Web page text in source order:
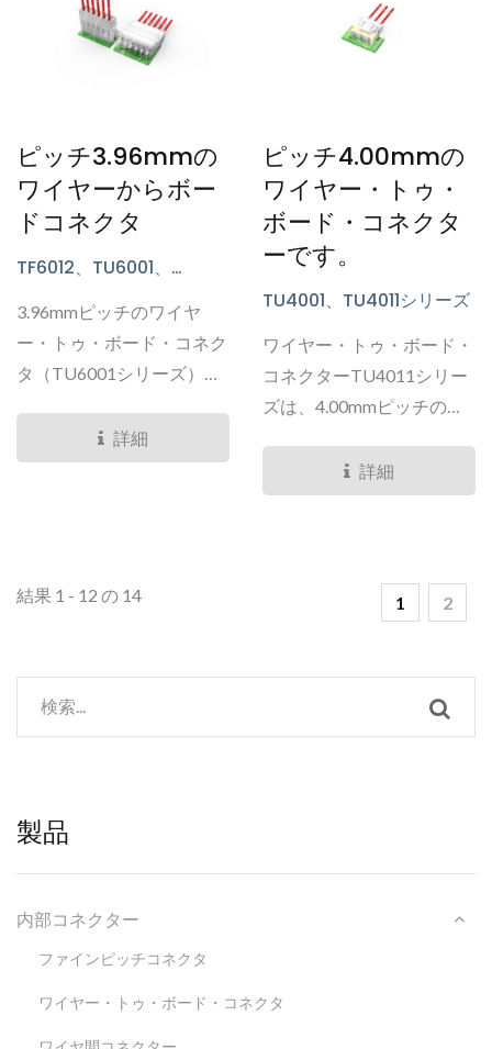
ピッチ3.96mmの
ワイヤーからボー
ドコネクタ
TF6012、TU6001、
3.96mmピッチのワイヤ
ー・トゥ・ボード・コネク
タ（TU6001シリーズ）
注目されています。...
詳細
ピッチ4.00mmの
ワイヤー・トゥ・
ボード・コネクタ
ーです。
TU4001、TU4011シリーズ
ワイヤー・トゥ・ボード・
コネクターTU4011シリー
ズは、4.00mmピッチのワ
ネクターです。...
詳細
結果 1 - 12 の 14 1 2
製品
内部コネクター
ファインピッチコネクタ
ワイヤー・トゥ・ボード・コネクタ